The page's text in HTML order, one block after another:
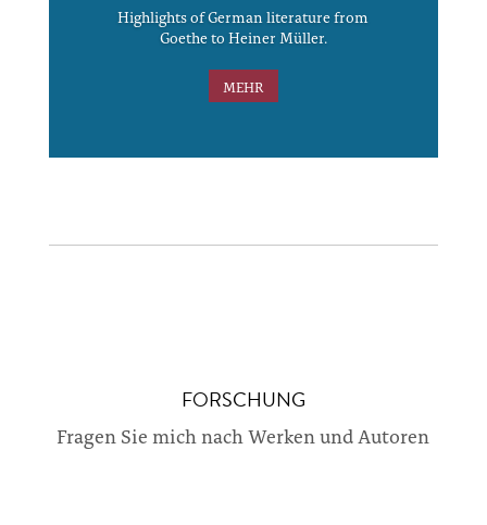
Highlights of German literature from
Goethe to Heiner Müller.
MEHR
FORSCHUNG
Fragen Sie mich nach Werken und Autoren